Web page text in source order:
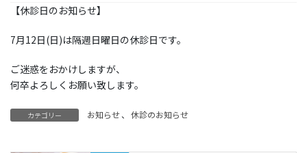
【休診日のお知らせ】
7月12日(日)は隔週日曜日の休診日です。
ご迷惑をおかけしますが、
何卒よろしくお願い致します。
カテゴリー お知らせ、 休診のお知らせ